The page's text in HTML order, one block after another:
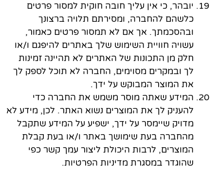
יובהר, כי אין עליך חובה חוקית למסור פרטים
כלשהם להחברה, ומסירתם תלויה ברצונך
ובהסכמתך. אך אם לא תמסור פרטים כאמור,
עשויה חוויית השימוש שלך באתרים להיפגם ו/או
חלק מן התכונות של האתרים לא תהיינה זמינות
לך ובמקרים מסוימים, החברה לא תוכל לספק לך
את המוצר המבוקש על ידך.
המידע שאתה מוסר משמש את החברה כדי
להעניק לך את המוצרים נשוא האתר. לכן, מידע לא
מדויק שיימסר על ידך, ישפיע על המידע שתקבל
מהחברה בעת שימושך באתר ו/או בעת קבלת
המוצרים, לרבות היכולת ליצור עמך קשר כפי
שהוגדר במסגרת מדיניות הפרטיות.